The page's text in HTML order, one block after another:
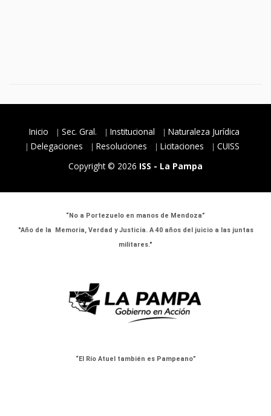
Inicio Sec. Gral. Institucional
Naturaleza Jurídica
Delegaciones
Resoluciones Licitaciones
CUISS
Copyright © 2026 ISS - La Pampa
“No a Portezuelo en manos de Mendoza”
"Año de la Memoria, Verdad y Justicia. A 40 años del juicio a las juntas
militares."
“El Río Atuel también es Pampeano”